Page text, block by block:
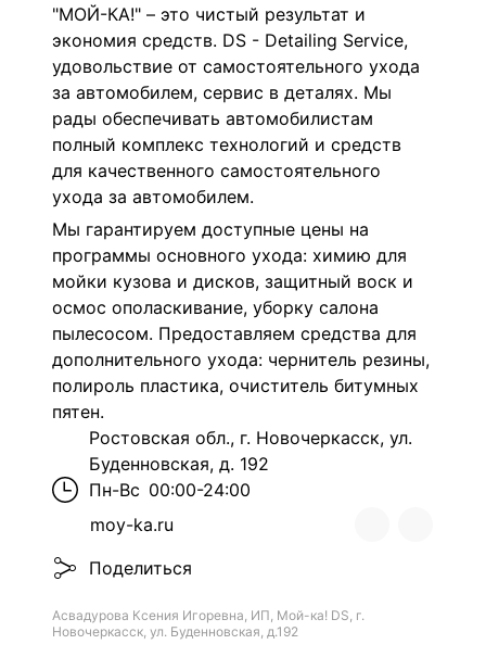
"МОЙ-КА!" – это чистый результат и
экономия средств. DS - Detailing Service,
удовольствие от самостоятельного ухода
за автомобилем, сервис в деталях. Мы
рады обеспечивать автомобилистам
полный комплекс технологий и средств
для качественного самостоятельного
ухода за автомобилем.
Мы гарантируем доступные цены на
программы основного ухода: химию для
мойки кузова и дисков, защитный воск и
осмос ополаскивание, уборку салона
пылесосом. Предоставляем средства для
дополнительного ухода: чернитель резины,
полироль пластика, очиститель битумных
пятен.
Ростовская обл., г. Новочеркасск, ул.
Буденновская, д. 192
Пн-Вс 00:00-24:00
moy-ka.ru
Поделиться
Асвадурова Ксения Игоревна, ИП, Мой-ка! DS, г.
Новочеркасск, ул. Буденновская, д.192